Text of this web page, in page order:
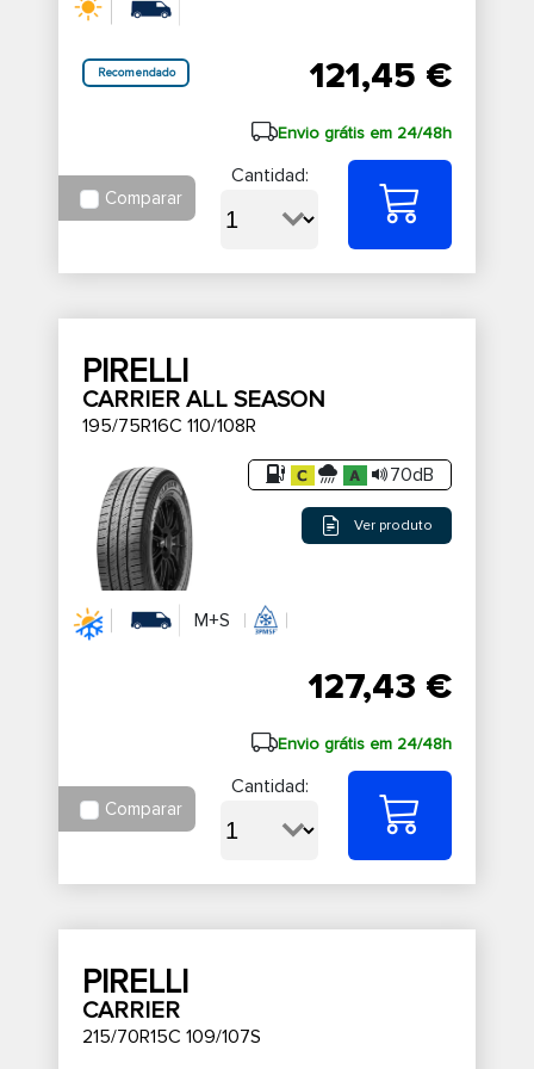
Recomendado 121,45 €
Envio grátis em 24/48h
Comparar
Cantidad:
PIRELLI
CARRIER ALL SEASON
195/75R16C 110/108R
70dB
Ver produto
M+S
127,43 €
Envio grátis em 24/48h
Comparar
Cantidad:
PIRELLI
CARRIER
215/70R15C 109/107S